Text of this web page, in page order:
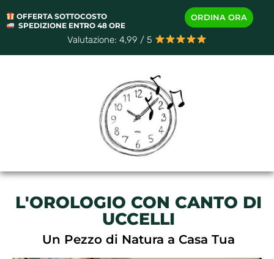
OFFERTA SOTTOCOSTO
SPEDIZIONE ENTRO 48 ORE
ORDINA ORA
Valutazione: 4,99 / 5
L'OROLOGIO CON CANTO DI
UCCELLI
Un Pezzo di Natura a Casa Tua